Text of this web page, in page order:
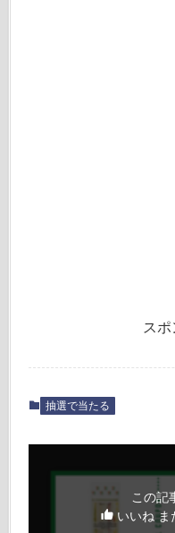
ス
抽選で当たる
この記
いいね ま